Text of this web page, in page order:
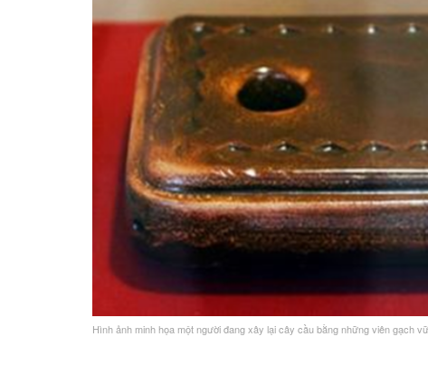
Hình ảnh minh họa một người đang xây lại cây cầu bằng những viên gạch